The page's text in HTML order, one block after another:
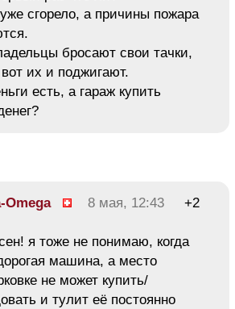
сгорело, а причины пожара
бросают свои тачки,
их и поджигают.
есть, а гараж купить
Omega 8 мая, 12:43 +2
я тоже не понимаю, когда
машина, а место
не может купить/
и тулит её постоянно